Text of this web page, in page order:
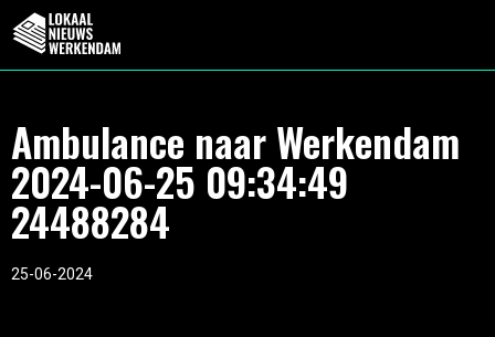
Ambulance naar Werkendam
2024-06-25 09:34:49
24488284
25-06-2024